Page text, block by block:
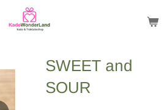
SWEET and
SOUR